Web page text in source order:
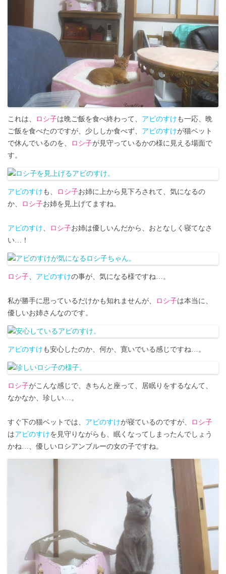
これは、 ロシ子は晩ご飯を食べ終わって、 アビのすけ も一応、晩
ご飯を食べたのですが、少ししか食べず、 アビのすけが猫ベット
で休んでいるのを、
ロシ子が見守っているかの様に見える場面で
す。
アビのすけ も、 ロシ子お姉に上から見下ろされて、気になるの
か、
ロシ子お姉を見上げてますね。
アビのすけ、 ロシ子お姉は優しいんだから、おとなしく寝てなさ
い…！
ロシ子、 アビのすけの事が、気になる様ですね…。
私が勝手に思っているだけかも知れませんが、 ロシ子は本当に、
優しいお姉さんなのです。
アビのすけ も安心したのか、何か、寛いでいる感じですね…。
ロシ子がこんな感じで、きちんと座って、居眠りをするなんて、
なかなか、珍しい…。
すぐ下の猫ベットでは、 アビのすけが寝ているのですが、
ロシ子
はアビのすけを見守りながらも、眠くなってしまったんでしょう
かね…、優しいロシアンブルーの女の子ですね。